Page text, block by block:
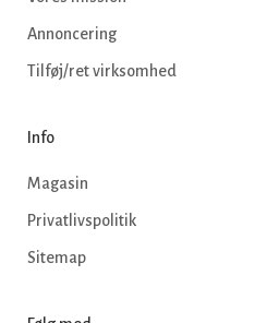
Annoncering
Tilføj/ret virksomhed
Info
Magasin
Privatlivspolitik
Sitemap